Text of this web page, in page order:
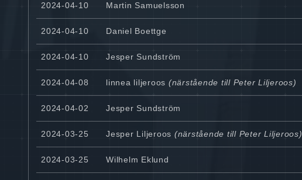
2024-04-10 Martin Samuelsson
2024-04-10 Daniel Boettge
2024-04-10 Jesper Sundström
2024-04-08 linnea liljeroos (närstående till Peter Liljeroos)
2024-04-02 Jesper Sundström
2024-03-25 Jesper Liljeroos (närstående till Peter Liljeroos)
2024-03-25 Wilhelm Eklund